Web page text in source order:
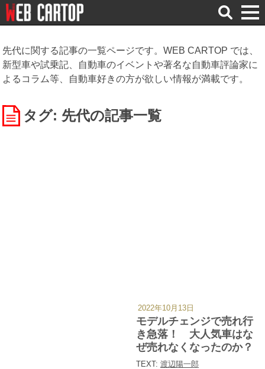
検
索
先代に関する記事の一覧ページです。WEB CARTOP では、
新型車や試乗記、自動車のイベントや著名な自動車評論家に
よるコラム等、自動車好きの方が欲しい情報が満載です。
タグ: 先代の記事一覧
モデルチェンジで売れ行
き急落！ 大人気車はな
ぜ売れなくなったのか？
TEXT: 渡辺陽一郎
2022年10月13日